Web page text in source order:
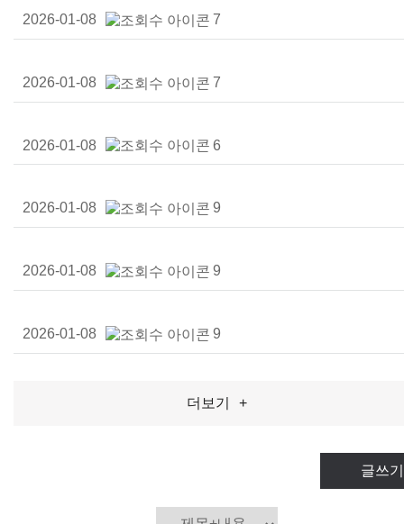
2026-01-08 7
2026-01-08 7
2026-01-08 6
2026-01-08 9
2026-01-08 9
2026-01-08 9
더보기 +
글쓰기